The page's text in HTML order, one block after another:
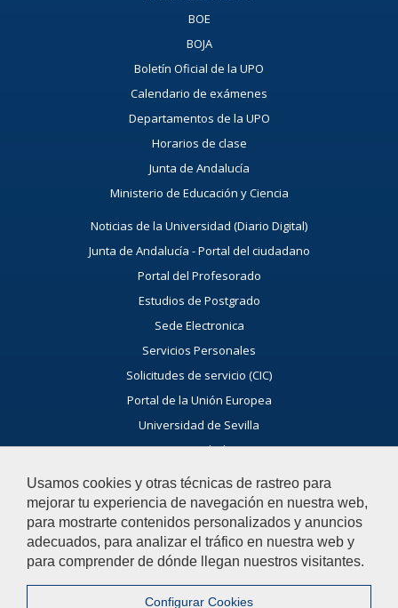
Usamos cookies y otras técnicas de rastreo para
mejorar tu experiencia de navegación en nuestra web,
para mostrarte contenidos personalizados y anuncios
adecuados, para analizar el tráfico en nuestra web y
para comprender de dónde llegan nuestros visitantes.
Configurar Cookies
BOE
BOJA
Boletín Oficial de la UPO
Calendario de exámenes
Departamentos de la UPO
Horarios de clase
Junta de Andalucía
Ministerio de Educación y Ciencia
Noticias de la Universidad (Diario Digital)
Junta de Andalucía - Portal del ciudadano
Portal del Profesorado
Estudios de Postgrado
Sede Electronica
Servicios Personales
Solicitudes de servicio (CIC)
Portal de la Unión Europea
Universidad de Sevilla
Universidades
UPO Virtual
Ayúdanos a mejorar
El acceso al buzón exclusivamente se hará en caso de querer
plantear cuestiones que se puedan calificar como una incidencia,
reclamación o sugerencia.